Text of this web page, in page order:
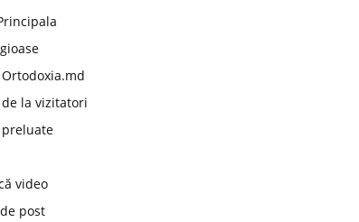
la vizitatori
video
post